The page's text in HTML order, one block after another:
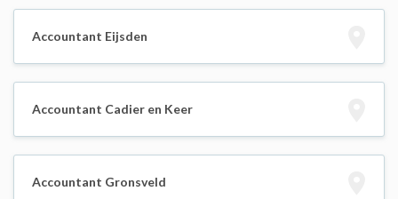
Accountant Eijsden
Accountant Cadier en Keer
Accountant Gronsveld